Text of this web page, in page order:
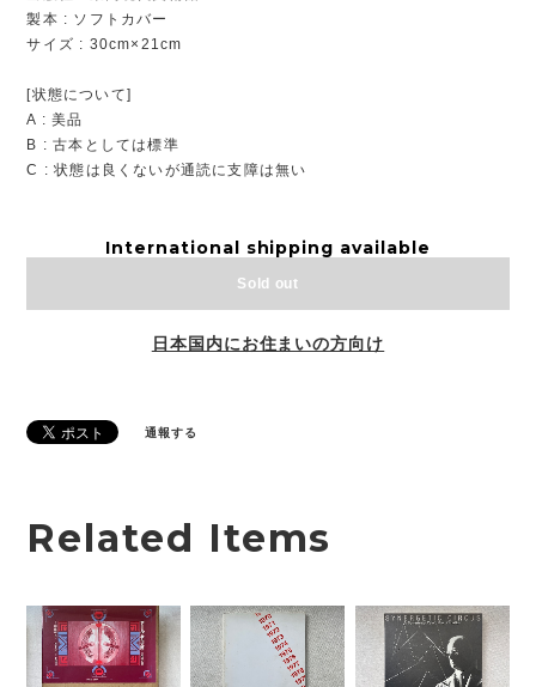
製本 : ソフトカバー
サイズ : 30cm×21cm
[状態について]
A : 美品
B : 古本としては標準
C : 状態は良くないが通読に支障は無い
International shipping available
Sold out
日本国内にお住まいの方向け
通報する
Related Items